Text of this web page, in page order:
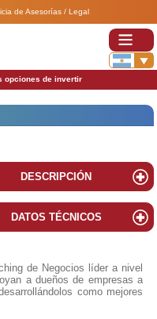
de Asesorías / Legal
opciones de invertir
DESCRIPCIÓN
DATOS TÉCNICOS
de Negocios líder a nivel
a dueños de empresas a
como mejores